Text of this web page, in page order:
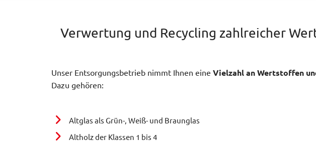
Verwertung und Recycling zahlreicher
Unser Entsorgungsbetrieb nimmt Ihnen eine Vielzahl an Wertstoffen
Dazu gehören:
Altglas als Grün-, Weiß- und Braunglas
Altholz der Klassen 1 bis 4